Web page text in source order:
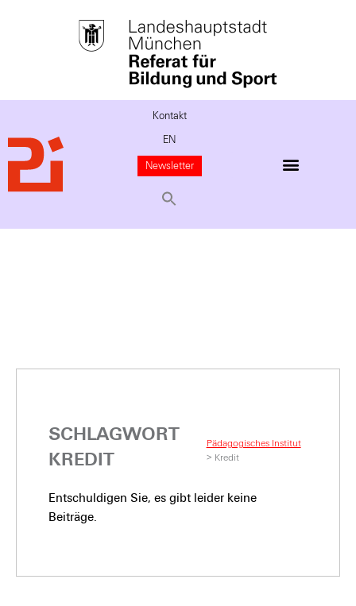
Kontakt
EN
Newsletter
SCHLAGWORT
KREDIT
Pädagogisches Institut
> Kredit
Entschuldigen Sie, es gibt leider keine
Beiträge.